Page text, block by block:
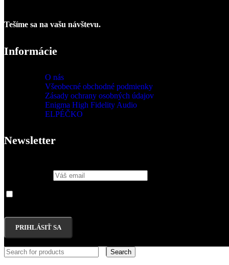
Tešíme sa na vašu návštevu.
Informácie
O nás
Všeobecné obchodné podmienky
Zásady ochrany osobných údajov
Enigma High Fidelity Audio
ELPÉČKO
Newsletter
Search